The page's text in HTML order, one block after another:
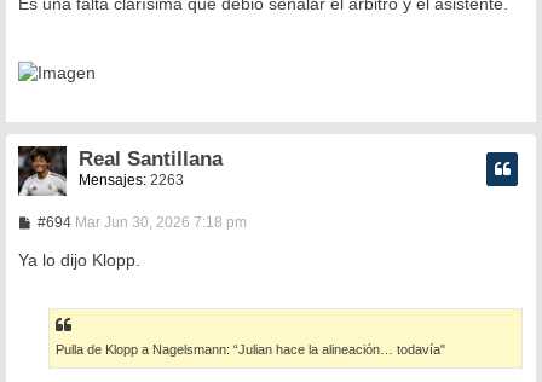
Real Santillana
Mensajes: 2263
#694M
n
s
j
e
Mar Jun 30, 2026 7:18 pm
Ya lo dijo Klopp.
Pulla de Klopp a Nagelsmann: “Julian hace la alineación… todavía"